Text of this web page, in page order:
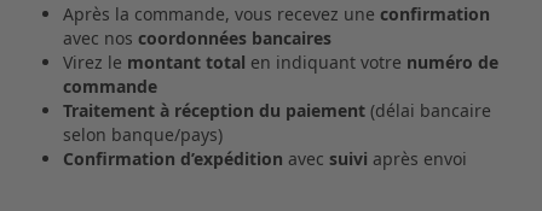
Après la commande, vous recevez une confirmation
avec nos coordonnées bancaires
Virez le montant total en indiquant votre numéro de
commande
Traitement à réception du paiement (délai bancaire
selon banque/pays)
Confirmation d’expédition avec suivi après envoi